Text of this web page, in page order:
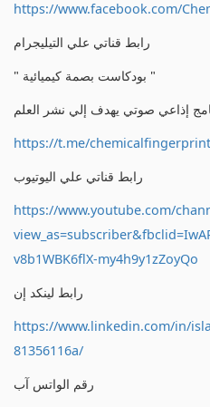
https://www.facebook.com/
رابط قناتي علي التيليجرام
" بودكاست بصمة كيميائية "
إذاعي صوتي يهدف إلي نشر العلم
https://t.me/chemicalfingerprint
رابط قناتي علي اليوتيوب
https://www.youtube.com/
v8b1WBK6flX-my4h9y1zZoyQo
رابط لينكد إن
https://www.linkedin.com/in/
81356116a/
رقم الواتس آب